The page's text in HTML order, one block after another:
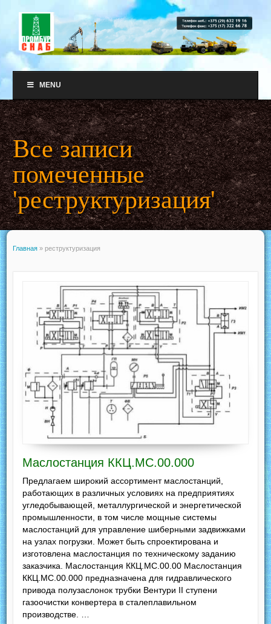
MENU
Все записи
помеченные
'реструктуризация'
Главная » реструктуризация
Маслостанция ККЦ.МС.00.000
Предлагаем широкий ассортимент маслостанций,
работающих в различных условиях на предприятиях
угледобывающей, металлургической и энергетической
промышленности, в том числе мощные системы
маслостанций для управление шиберными задвижками
на узлах погрузки. Может быть спроектирована и
изготовлена маслостанция по техническому заданию
заказчика. Маслостанция ККЦ.МС.00.00 Маслостанция
ККЦ.МС.00.000 предназначена для гидравлического
привода полузаслонок трубки Вентури II ступени
газоочистки конвертера в сталеплавильном
производстве. …